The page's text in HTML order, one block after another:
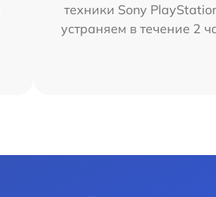
техники Sony
устраняем в течение 2